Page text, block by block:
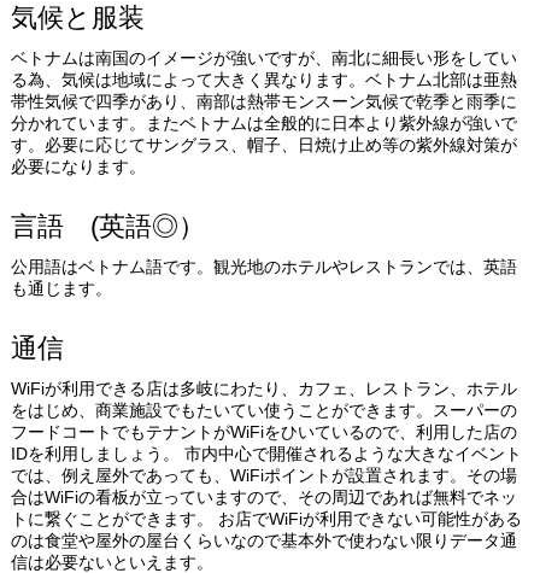
気候と服装
ベトナムは南国のイメージが強いですが、南北に細長い形をしてい
る為、気候は地域によって大きく異なります。ベトナム北部は亜熱
帯性気候で四季があり、南部は熱帯モンスーン気候で乾季と雨季に
分かれています。またベトナムは全般的に日本より紫外線が強いで
す。必要に応じてサングラス、帽子、日焼け止め等の紫外線対策が
必要になります。
言語 (英語◎）
公用語はベトナム語です。観光地のホテルやレストランでは、英語
も通じます。
通信
WiFiが利用できる店は多岐にわたり、カフェ、レストラン、ホテル
をはじめ、商業施設でもたいてい使うことができます。スーパーの
フードコートでもテナントがWiFiをひいているので、利用した店の
IDを利用しましょう。 市内中心で開催されるような大きなイベント
では、例え屋外であっても、WiFiポイントが設置されます。その場
合はWiFiの看板が立っていますので、その周辺であれば無料でネッ
トに繋ぐことができます。 お店でWiFiが利用できない可能性がある
のは食堂や屋外の屋台くらいなので基本外で使わない限りデータ通
信は必要ないといえます。